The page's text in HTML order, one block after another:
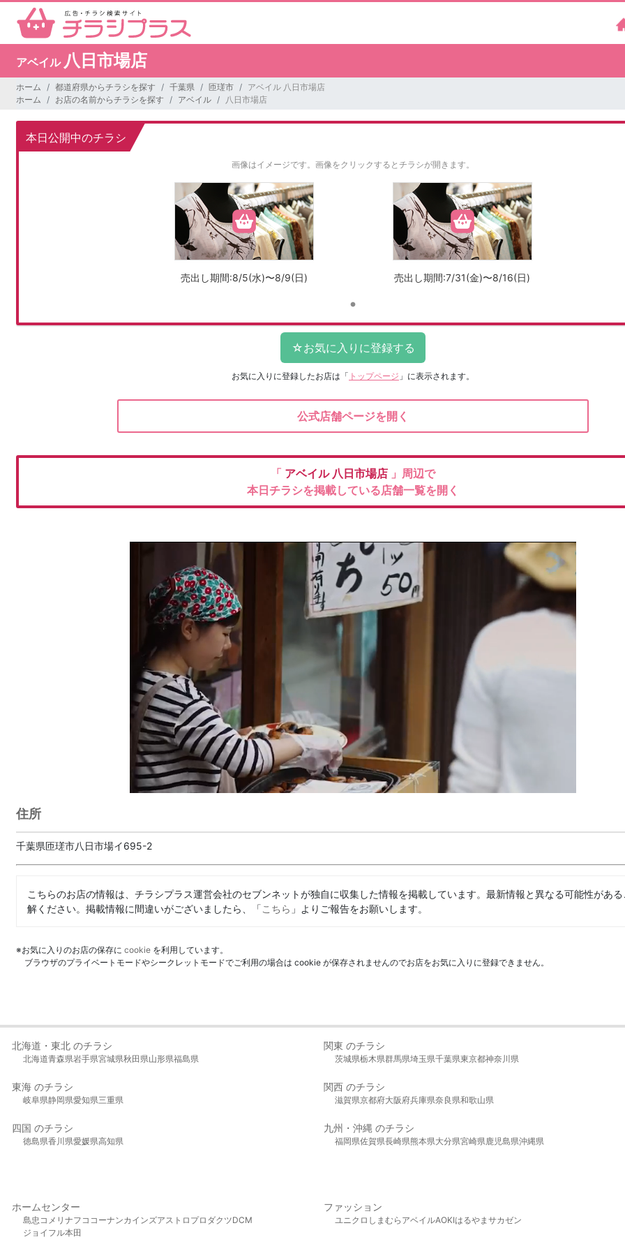
アベイル 八日市場店
ホーム 都道府県からチラシを探す 千葉県 匝瑳市
アベイル 八日市場店
ホーム
お店の名前からチラシを探す アベイル 八日市場店
本日公開中のチラシ
画像はイメージです。 画像をクリックするとチラシが開きます。
売出し期間:8/5(水)〜8/9(日) 売出し期間:7/31(金)〜8/16(日)
お気に入りに登録したお店は 「 トップページ 」に表示されます。
公式店舗ページを開く
「 アベイル 八日市場店 」周辺で
本日チラシを掲載している店舗一覧を開く
住所
千葉県匝瑳市八日市場イ695-2
こちらのお店の情報は、チラシプラス運営会社のセブンネットが独自に収集した情報を掲載しています。最新情報と異なる可能性があ
解ください。掲載情報に間違いがございましたら、「こちら 」よりご報告をお願いします。
※お気に入りのお店の保存に cookie を利用しています。
ブラウザのプライベートモードやシークレットモードでご利用の場合は cookie が保存されませんのでお店をお気に入りに登録できません。
北海道・東北 のチラシ
北海道青森県岩手県宮城県秋田県山形県福島県
関東 のチラシ
茨城県栃木県群馬県埼玉県千葉県東京都神奈川県
東海 のチラシ
岐阜県静岡県愛知県三重県
関西 のチラシ
滋賀県京都府大阪府兵庫県奈良県和歌山県
四国 のチラシ
徳島県香川県愛媛県高知県
九州・沖縄 のチラシ
福岡県佐賀県長崎県熊本県大分県宮崎県鹿児島県沖縄県
ホームセンター
島忠 コメリ ナフコ コーナンカインズアストロプロダクツDCM
ジョイフル本田
ファッション
ユニクロ しまむら アベイルAOKIはるやま サカゼン